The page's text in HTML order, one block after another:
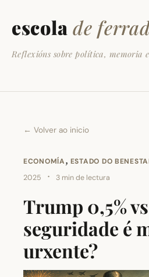
escola de
Reflexións sobre política, memoria
← Volver ao inicio
ECONOMÍA, ESTADO DO
2025
· 3 min de lectura
Trump 0,5%
seguridade é
urxente?